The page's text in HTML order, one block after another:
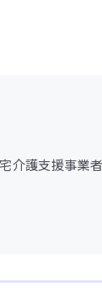
介護支援事業